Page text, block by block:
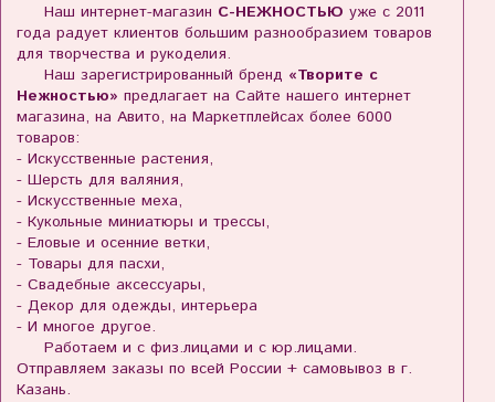
Наш интернет-магазин С-НЕЖНОСТЬЮ уже с 2011
года радует клиентов большим разнообразием товаров
для творчества и рукоделия.
Наш зарегистрированный бренд «Творите с
Нежностью» предлагает на Сайте нашего интернет
магазина, на Авито, на Маркетплейсах более 6000
товаров:
- Искусственные растения,
- Шерсть для валяния,
- Искусственные меха,
- Кукольные миниатюры и трессы,
- Еловые и осенние ветки,
- Товары для пасхи,
- Свадебные аксессуары,
- Декор для одежды, интерьера
- И многое другое.
Работаем и с физ.лицами и с юр.лицами.
Отправляем заказы по всей России + самовывоз в г.
Казань.